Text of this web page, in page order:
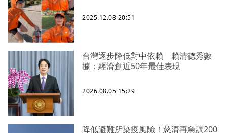
2025.12.08 20:51
台灣逐步降低對中依賴 賴清德秀數
據：經濟創近50年最佳表現
2026.08.05 15:29
降低避難所染疫風險！慈濟再急調200